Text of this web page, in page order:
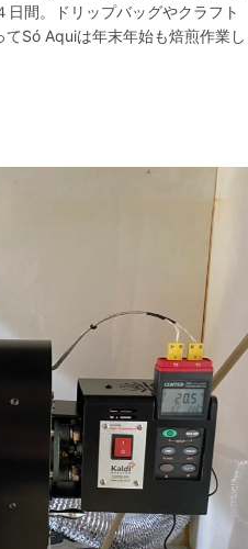
日間。ドリップバッグやクラフト
Só Aquiは年末年始も焙煎作業し